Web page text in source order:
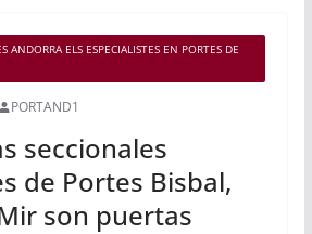
ANDORRA ELS ESPECIALISTES EN PORTES DE
PORTAND1
seccionales
de Portes Bisbal,
son puertas